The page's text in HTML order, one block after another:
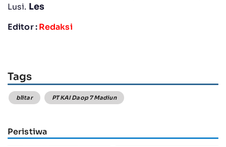
Lusi. Les
Editor :Redaksi
Tags
blitar PT KAI Daop 7 Madiun
Peristiwa